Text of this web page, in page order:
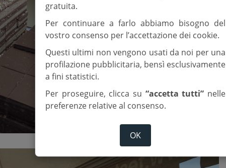
gratuita.
Per continuare a farlo abbiamo bisogno del
vostro consenso per l’accettazione dei cookie.
Questi ultimi non vengono usati da noi per una
profilazione pubblicitaria, bensì esclusivamente
a fini statistici.
Per proseguire, clicca su “accetta tutti” nelle
preferenze relative al consenso.
OK